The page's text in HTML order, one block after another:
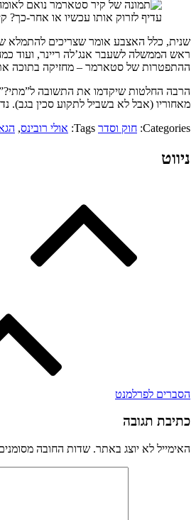
עדיף לזרוק אותו עכשיו או אחר-כך?
שנית, כלל האצבע אומר שצריכים להתמלא
ראש הממשלה לשעבר אנג’לה ריינר, ועוד
ההתפטרות של סטארמר – מחזיקה בתוכה
הרבה החלטות שיקדמו את התשובה
מאחוריו (אבל לא בשביל לתקוע סכין בגב).
Categories: חוק וסדר Tags: אולי רובינס,
ניווט
הסברים לפרלמנט
כתיבת תגובה
האימייל לא יוצג באתר. שדות החובה